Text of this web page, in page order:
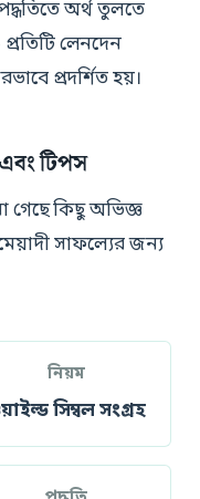
অর্থ তুলতে
লেনদেন
প্রদর্শিত হয়।
টিপস
গেছে কিছু অভিজ্ঞ
সাফল্যের জন্য
নিয়ম
সিম্বল সংগ্রহ